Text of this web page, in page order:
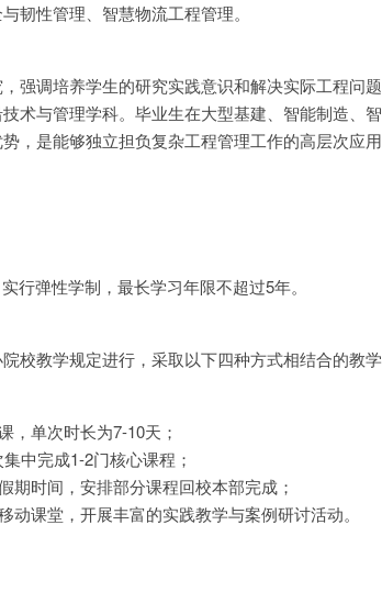
韧性管理、智慧物流工程管理。
强调培养学生的研究实践意识和解决实际工程问题
术与管理学科。毕业生在大型基建、智能制造、智
，是能够独立担负复杂工程管理工作的高层次应用
行弹性学制，最长学习年限不超过5年。
校教学规定进行，采取以下四种方式相结合的教学
，单次时长为7-10天；
中完成1-2门核心课程；
期时间，安排部分课程回校本部完成；
课堂，开展丰富的实践教学与案例研讨活动。